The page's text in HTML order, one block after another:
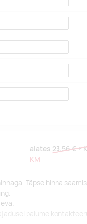
alates 23,56 €+
KM
Täpse hinna
palume